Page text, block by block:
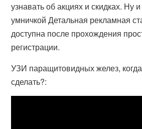
узнавать об акциях и скидках. Ну
умничкой Детальная рекламная
доступна после прохождения
регистрации.
УЗИ паращитовидных желез,
сделать?: